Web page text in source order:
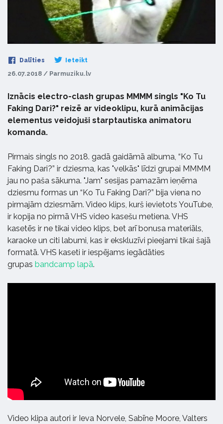
Dalīties Ieteikt
26.07.2018 / Parmuziku.lv
Iznācis electro-clash grupas MMMM singls "Ko Tu
Faking Dari?" reizē ar videoklipu, kurā animācijas
elementus veidojuši starptautiska animatoru
komanda.
Pirmais singls no 2018. gadā gaidāmā albuma, “Ko Tu
Faking Dari?” ir dziesma, kas "velkās" līdzi grupai MMMM
jau no paša sākuma. "Jam" sesijas pamazām ieņēma
dziesmu formas un “Ko Tu Faking Dari?” bija viena no
pirmajām dziesmām. Video klips, kurš ievietots YouTube,
ir kopija no pirmā VHS video kasešu metiena. VHS
kasetēs ir ne tikai video klips, bet arī bonusa materiāls,
karaoke un citi labumi, kas ir ekskluzīvi pieejami tikai šajā
formatā. VHS kaseti ir iespējams iegādāties
grupas bandcamp lapā.
Video klipa autori ir Ieva Norvele, Sabīne Moore, Valters